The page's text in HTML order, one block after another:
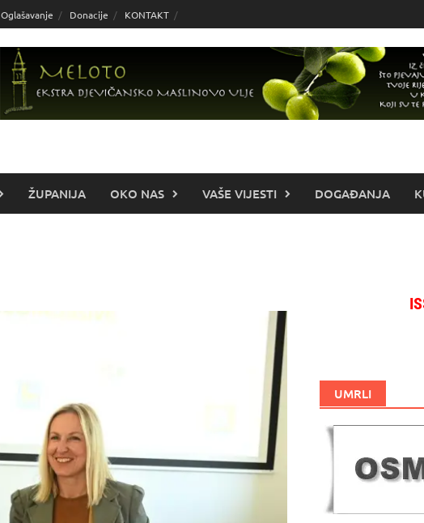
Oglašavanje Donacije KONTAKT
ŽUPANIJA OKO NAS VAŠE VIJESTI DOGAĐANJA
UMRLI